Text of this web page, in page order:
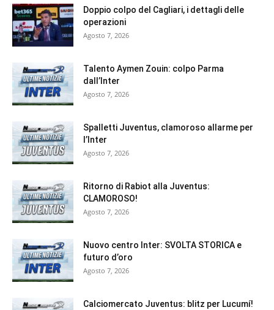
Doppio colpo del Cagliari, i dettagli delle
operazioni
Agosto 7, 2026
Talento Aymen Zouin: colpo Parma
dall’Inter
Agosto 7, 2026
Spalletti Juventus, clamoroso allarme per
l’Inter
Agosto 7, 2026
Ritorno di Rabiot alla Juventus:
CLAMOROSO!
Agosto 7, 2026
Nuovo centro Inter: SVOLTA STORICA e
futuro d’oro
Agosto 7, 2026
Calciomercato Juventus: blitz per Lucumí!